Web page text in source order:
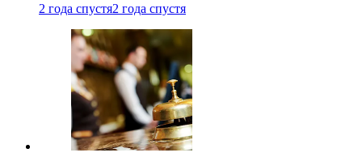
2 года спустя2 года спустя